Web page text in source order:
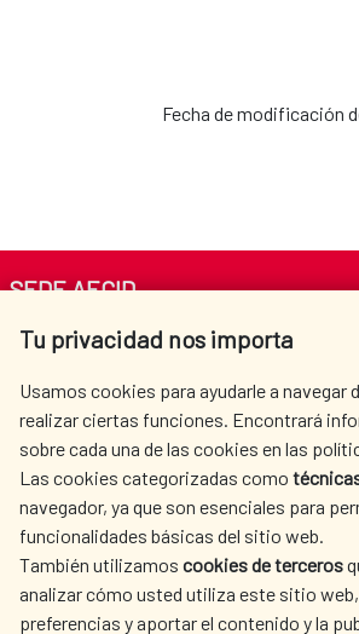
Fecha de modificación
Tu privacidad nos importa
Usamos cookies para ayudarle a navegar
realizar ciertas funciones. Encontrará
sobre cada una de las cookies en las
Las cookies categorizadas como
navegador, ya que son esenciales para
funcionalidades básicas del sitio web.
También utilizamos cookies de terceros
analizar cómo usted utiliza este sitio
preferencias y aportar el contenido y la
SEDE AECID
Av. Reyes Católicos 4 - 28040 Madrid
centro.informacion@aecid.es
LA AECID
ACCIÓN HUMANITARIA
CULTURA Y CIENCIA